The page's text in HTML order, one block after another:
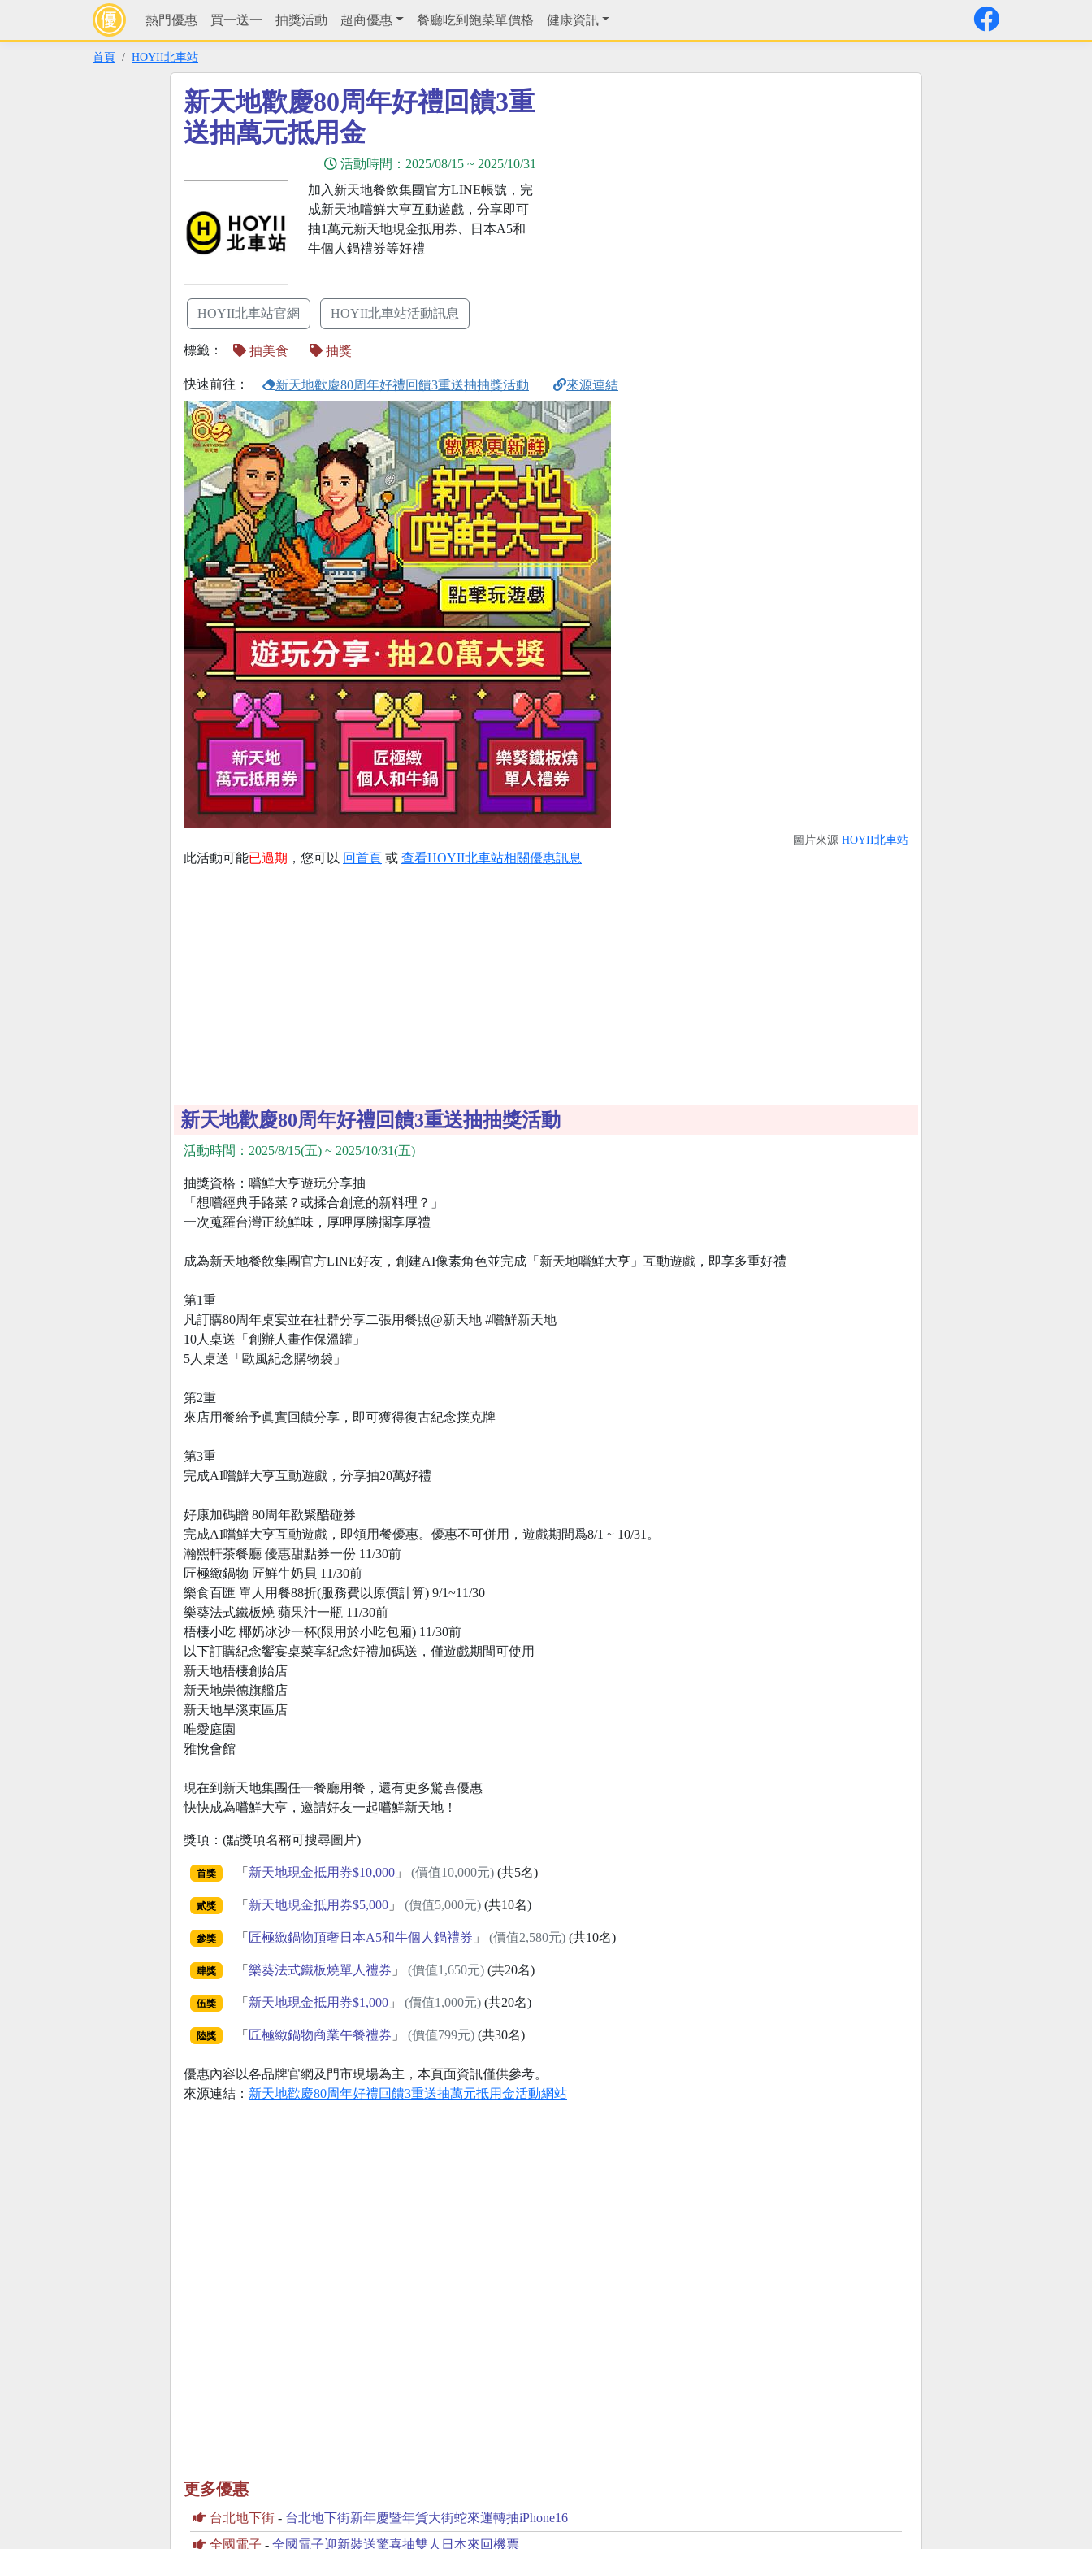
熱門優惠 買一送一 抽獎活動 超商優惠 餐廳吃到飽菜單價格 健康資訊
首頁 HOYII北車站
新天地歡慶80周年好禮回饋3重
送抽萬元抵用金
活動時間： 2025/08/15 ~ 2025/10/31
加入新天地餐飲集團官方LINE帳號，完
成新天地嚐鮮大亨互動遊戲，分享即可
抽1萬元新天地現金抵用券、日本A5和
牛個人鍋禮券等好禮
HOYII北車站官網 HOYII北車站活動訊息
標籤： 抽美食 抽獎
快速前往： 新天地歡慶80周年好禮回饋3重送抽抽獎活動 來源連結
圖片來源 HOYII北車站
此活動可能已過期 ，您可以 回首頁 或 查看HOYII北車站相關優惠訊息
新天地歡慶80周年好禮回饋3重送抽抽獎活動
活動時間：2025/8/15(五) ~ 2025/10/31(五)
抽獎資格：嚐鮮大亨遊玩分享抽
「想嚐經典手路菜？或揉合創意的新料理？」
一次蒐羅台灣正統鮮味，厚呷厚勝擱享厚禮
成為新天地餐飲集團官方LINE好友，創建AI像素角色並完成「新天地嚐鮮大亨」互動遊戲，即享多重好禮
第1重
凡訂購80周年桌宴並在社群分享二張用餐照@新天地 #嚐鮮新天地
10人桌送「創辦人畫作保溫罐」
5人桌送「歐風紀念購物袋」
第2重
來店用餐給予眞實回饋分享，即可獲得復古紀念撲克牌
第3重
完成AI嚐鮮大亨互動遊戲，分享抽20萬好禮
好康加碼贈 80周年歡聚酷碰券
完成AI嚐鮮大亨互動遊戲，即領用餐優惠。優惠不可併用，遊戲期間爲8/1 ~ 10/31。
瀚煕軒茶餐廳 優惠甜點券一份 11/30前
匠極緻鍋物 匠鮮牛奶貝 11/30前
樂食百匯 單人用餐88折(服務費以原價計算) 9/1~11/30
樂葵法式鐵板燒 蘋果汁一瓶 11/30前
梧棲小吃 椰奶冰沙一杯(限用於小吃包廂) 11/30前
以下訂購紀念饗宴桌菜享紀念好禮加碼送，僅遊戲期間可使用
新天地梧棲創始店
新天地崇德旗艦店
新天地旱溪東區店
唯愛庭園
雅悅會館
現在到新天地集團任一餐廳用餐，還有更多驚喜優惠
快快成為嚐鮮大亨，邀請好友一起嚐鮮新天地！
獎項：(點獎項名稱可搜尋圖片)
首獎 「 新天地現金抵用券$10,000」 (價值10,000元)(共5名)
貳獎 「 新天地現金抵用券$5,000」 (價值5,000元)(共10名)
參獎 「 匠極緻鍋物頂奢日本A5和牛個人鍋禮券 」 (價值2,580元)(共10名)
肆獎 「 樂葵法式鐵板燒單人禮券 」 (價值1,650元)(共20名)
伍獎 「 新天地現金抵用券$1,000」 (價值1,000元)(共20名)
陸獎 「 匠極緻鍋物商業午餐禮券 」 (價值799元)(共30名)
優惠內容以各品牌官網及門市現場為主，本頁面資訊僅供參考。
來源連結： 新天地歡慶80周年好禮回饋3重送抽萬元抵用金活動網站
更多優惠
台北地下街 - 台北地下街新年慶暨年貨大街蛇來運轉抽iPhone16
全國電子 - 全國電子迎新裝送驚喜抽雙人日本來回機票